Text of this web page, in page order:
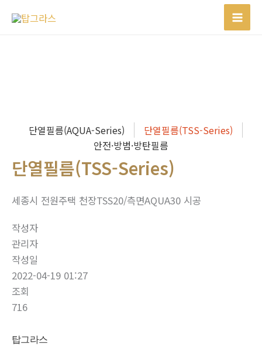
단열필름(AQUA-Series)
단열필름(TSS-Series)
안전·방범·방탄필름
단열필름(TSS-Series)
세종시 전원주택 천장TSS20/측면AQUA30 시공
작성자
관리자
작성일
2022-04-19 01:27
조회
716
탑그라스